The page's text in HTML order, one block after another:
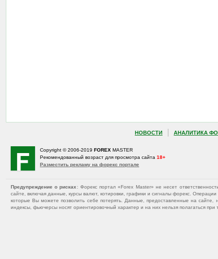
НОВОСТИ АНАЛИТИКА
Copyright © 2006-2019 FOREX MASTER
Рекомендованный возраст для просмотра сайта 18+
Разместить рекламу на форекс портале
Предупреждение о рисках : Форекс портал «Forex Master» не несет
сайте, включая данные, курсы валют, котировки, графики и сигналы форекс.
которые Вы можете позволить себе потерять. Данные, предоставленные на
индексы, фьючерсы носят ориентировочный характер и на них нельзя полагаться при